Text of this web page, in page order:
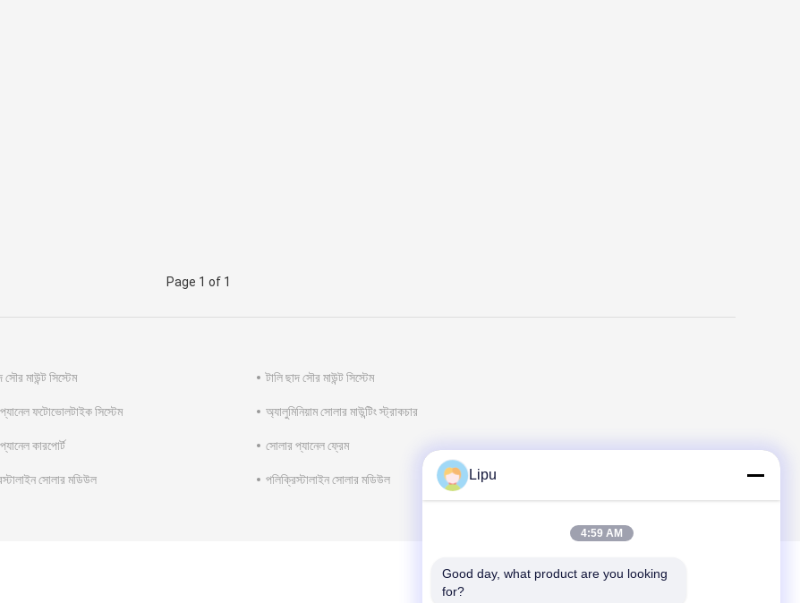
Page 1 of 1
সৌর মাউন্ট সিস্টেম টালি ছাদ সৌর মাউন্ট সিস্টেম
ফটোভোলটাইক সিস্টেম অ্যালুমিনিয়াম সোলার মাউন্টিং স্ট্রাকচার
কারপোর্ট সোলার প্যানেল ফ্রেম
সোলার মডিউল পলিক্রিস্টালাইন সোলার মডিউল Lipu
4:59 AM
Good day, what product are you looking
for?